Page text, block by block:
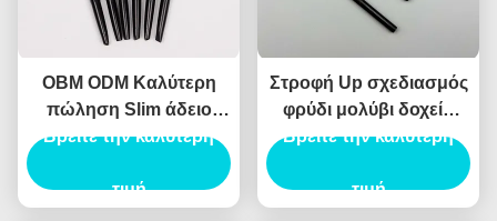
OBM ODM Καλύτερη
πώληση Slim άδειο
μολύβι φρύδι
Βρείτε την καλύτερη
τιμή
Στροφή Up σχεδιασμός
φρύδι μολύβι δοχείο
ABS υλικό αυτόματο
Βρείτε την καλύτερη
τιμή